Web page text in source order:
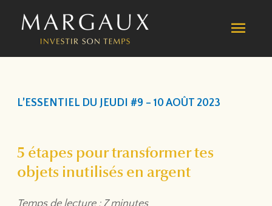
L’ESSENTIEL DU JEUDI #9 – 10 AOÛT 2023
5 étapes pour transformer tes
objets inutilisés en argent
Temps de lecture : 7 minutes